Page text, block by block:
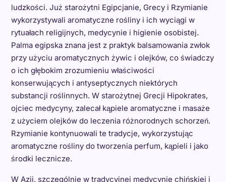
ludzkości. Już starożytni Egipcjanie, Grecy i Rzymianie
wykorzystywali aromatyczne rośliny i ich wyciągi w
rytuałach religijnych, medycynie i higienie osobistej.
Palma egipska znana jest z praktyk balsamowania zwłok
przy użyciu aromatycznych żywic i olejków, co świadczy
o ich głębokim zrozumieniu właściwości
konserwujących i antyseptycznych niektórych
substancji roślinnych. W starożytnej Grecji Hipokrates,
ojciec medycyny, zalecał kąpiele aromatyczne i masaże
z użyciem olejków do leczenia różnorodnych schorzeń.
Rzymianie kontynuowali te tradycje, wykorzystując
aromatyczne rośliny do tworzenia perfum, kąpieli i jako
środki lecznicze.
W Azji, szczególnie w tradycyjnej medycynie chińskiej i